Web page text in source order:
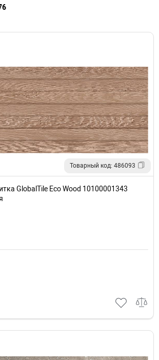
Товарный код: 486093
GlobalTile Eco Wood 10100001343